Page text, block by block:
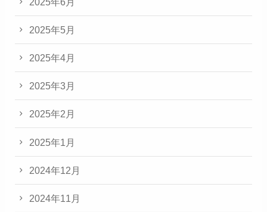
2025年5月
2025年4月
2025年3月
2025年2月
2025年1月
2024年12月
2024年11月